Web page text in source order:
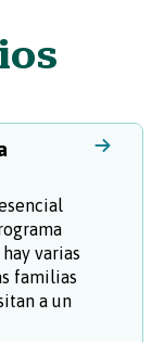
varias
familias
a un